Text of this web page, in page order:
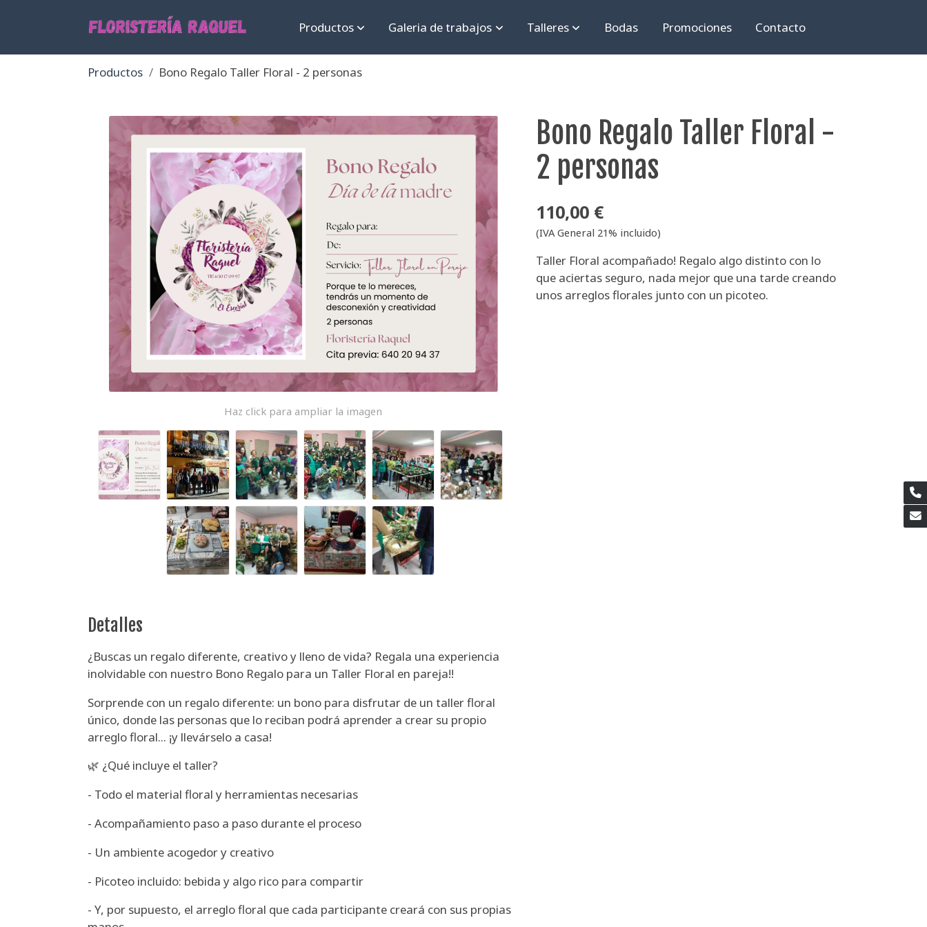
Productos Galeria de trabajos Talleres Bodas Promociones Contacto
Productos Bono Regalo Taller Floral - 2 personas
Haz click para ampliar la imagen
Detalles
¿Buscas un regalo diferente, creativo y lleno de vida? Regala una experiencia
inolvidable con nuestro Bono Regalo para un Taller Floral en pareja!!
Sorprende con un regalo diferente: un bono para disfrutar de un taller floral
único, donde las personas que lo reciban podrá aprender a crear su propio
arreglo floral... ¡y llevárselo a casa!
🌿 ¿Qué incluye el taller?
- Todo el material floral y herramientas necesarias
- Acompañamiento paso a paso durante el proceso
- Un ambiente acogedor y creativo
- Picoteo incluido: bebida y algo rico para compartir
- Y, por supuesto, el arreglo floral que cada participante creará con sus propias
Bono Regalo Taller Floral -
2 personas
110,00 €
(IVA General 21% incluido)
Taller Floral acompañado! Regalo algo distinto con lo
que aciertas seguro, nada mejor que una tarde creando
unos arreglos florales junto con un picoteo.